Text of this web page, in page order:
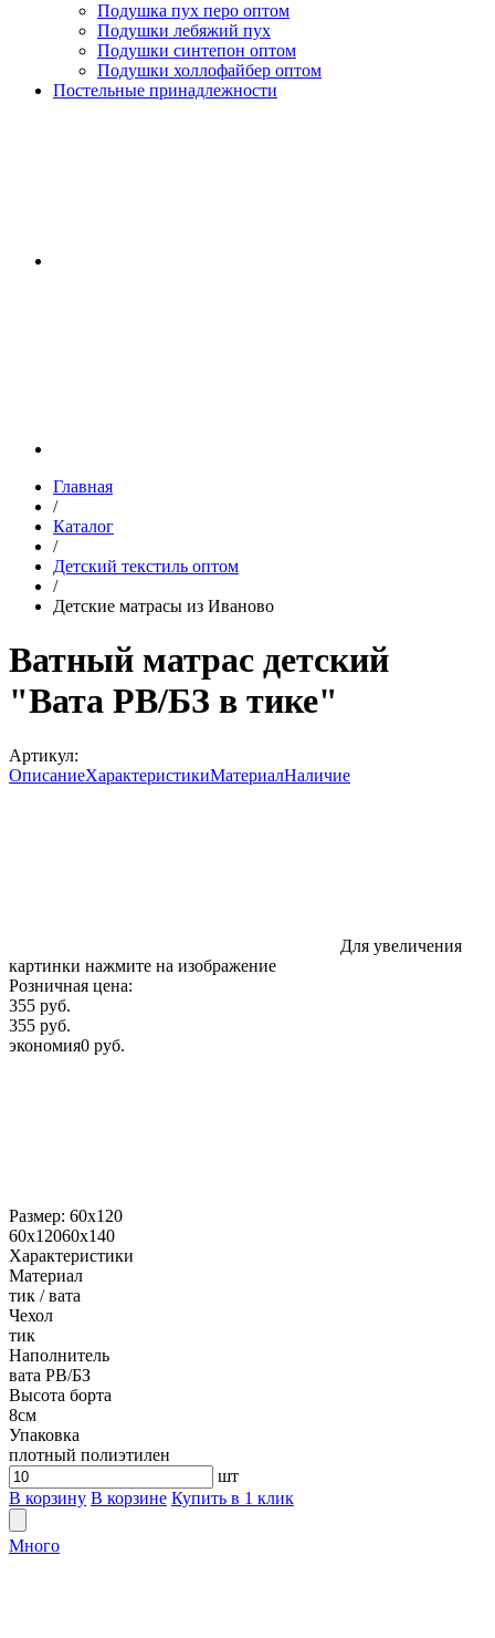
Подушка пух перо оптом
Подушки лебяжий пух
Подушки синтепон оптом
Подушки холлофайбер оптом
Постельные принадлежности
Главная
/
Каталог
/
Детский текстиль оптом
/
Детские матрасы из Иваново
Ватный матрас детский
"Вата РВ/БЗ в тике"
Артикул:
ОписаниеХарактеристикиМатериалНаличие
Для увеличения
картинки нажмите на изображение
Розничная цена:
355 руб.
355 руб.
экономия0 руб.
Размер: 60х120
60х12060х140
Характеристики
Материал
тик / вата
Чехол
тик
Наполнитель
вата РВ/БЗ
Высота борта
8см
Упаковка
плотный полиэтилен
шт
В корзину В корзине Купить в 1 клик
Много